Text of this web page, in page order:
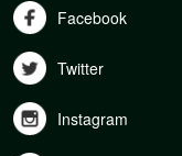
Facebook
Twitter
Instagram